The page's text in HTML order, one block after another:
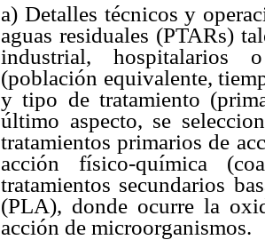
a) Detalles técnicos y
aguas residuales (PTARs)
industrial, hospitalarios
(población equivalente,
y tipo de tratamiento
último aspecto, se
tratamientos primarios de
acción físico-química
tratamientos secundarios
(PLA), donde ocurre la
acción de microorganismos.